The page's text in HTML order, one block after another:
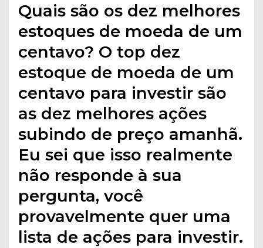
Quais são os dez melhores
estoques de moeda de um
centavo? O top dez
estoque de moeda de um
centavo para investir são
as dez melhores ações
subindo de preço amanhã.
Eu sei que isso realmente
não responde à sua
pergunta, você
provavelmente quer uma
lista de ações para investir.